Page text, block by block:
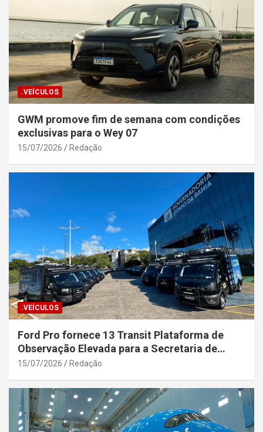
.VEÍCULOS
GWM promove fim de semana com condições
exclusivas para o Wey 07
15/07/2026 Redação
.VEÍCULOS
Ford Pro fornece 13 Transit Plataforma de
Observação Elevada para a Secretaria de
Segurança Pública da Bahia
15/07/2026 Redação